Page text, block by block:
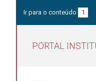
Ir para o conteúdo 1
PORTAL